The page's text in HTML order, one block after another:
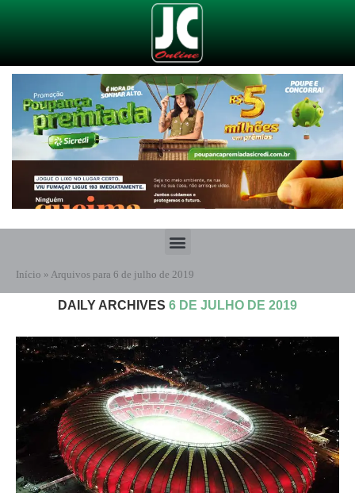
Início » Arquivos para 6 de julho de 2019
DAILY ARCHIVES 6 DE JULHO DE 2019